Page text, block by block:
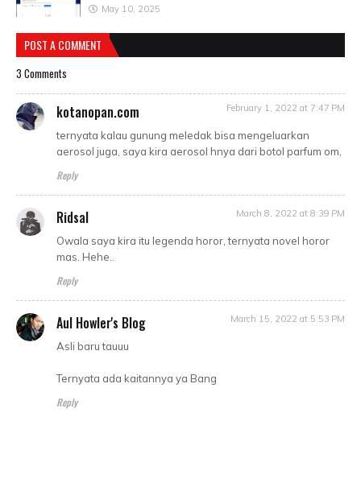
May 10, 2025
POST A COMMENT
3 Comments
kotanopan.com February 1, 2022 at 7:47 PM
ternyata kalau gunung meledak bisa mengeluarkan
aerosol juga, saya kira aerosol hnya dari botol parfum om,
Reply
Ridsal March 8, 2022 at 8:39 PM
Owala saya kira itu legenda horor, ternyata novel horor
mas. Hehe..
Reply
Aul Howler's Blog March 15, 2022 at 5:53 PM
Asli baru tauuu
Ternyata ada kaitannya ya Bang
Reply